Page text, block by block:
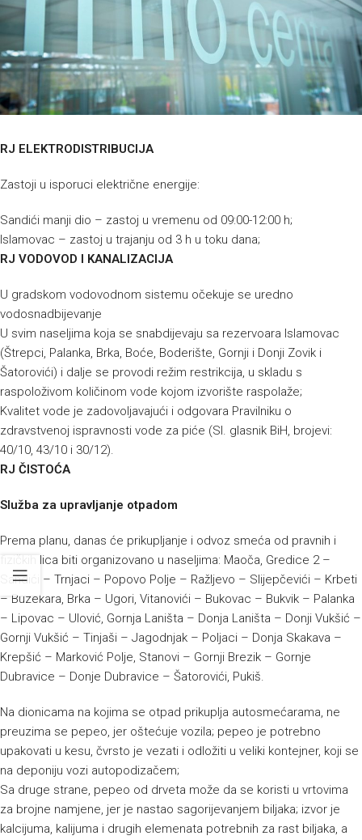
RJ ELEKTRODISTRIBUCIJA
Zastoji u isporuci električne energije:
Sandići manji dio – zastoj u vremenu od 09:00-12:00 h;
Islamovac – zastoj u trajanju od 3 h u toku dana;
RJ VODOVOD I KANALIZACIJA
U gradskom vodovodnom sistemu očekuje se uredno
vodosnadbijevanje
U svim naseljima koja se snabdijevaju sa rezervoara Islamovac
(Štrepci, Palanka, Brka, Boće, Boderište, Gornji i Donji Zovik i
Šatorovići) i dalje se provodi režim restrikcija, u skladu s
raspoloživom količinom vode kojom izvorište raspolaže;
Kvalitet vode je zadovoljavajući i odgovara Pravilniku o
zdravstvenoj ispravnosti vode za piće (Sl. glasnik BiH, brojevi:
40/10, 43/10 i 30/12).
RJ ČISTOĆA
Služba za upravljanje otpadom
Prema planu, danas će prikupljanje i odvoz smeća od pravnih i
fizičkih lica biti organizovano u naseljima: Maoča, Gredice 2 –
Sandići – Trnjaci – Popovo Polje – Ražljevo – Slijepčevići – Krbeti
– Buzekara, Brka – Ugori, Vitanovići – Bukovac – Bukvik – Palanka
– Lipovac – Ulović, Gornja Laništa – Donja Laništa – Donji Vukšić –
Gornji Vukšić – Tinjaši – Jagodnjak – Poljaci – Donja Skakava –
Krepšić – Marković Polje, Stanovi – Gornji Brezik – Gornje
Dubravice – Donje Dubravice – Šatorovići, Pukiš.
Na dionicama na kojima se otpad prikuplja autosmećarama, ne
preuzima se pepeo, jer oštećuje vozila; pepeo je potrebno
upakovati u kesu, čvrsto je vezati i odložiti u veliki kontejner, koji se
na deponiju vozi autopodizačem;
Sa druge strane, pepeo od drveta može da se koristi u vrtovima
za brojne namjene, jer je nastao sagorijevanjem biljaka; izvor je
kalcijuma, kalijuma i drugih elemenata potrebnih za rast biljaka, a